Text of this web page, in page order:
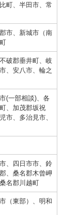
町、半田市、常
市、新城市（南
破郡垂井町、岐
、安八市、輪之
(一部相談)、各
、加茂郡坂祝
市、多治見市、
、四日市市、鈴
、桑名郡木曾岬
名郡川越町
（東部）、明和